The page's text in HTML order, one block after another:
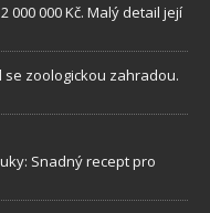
000 000 Kč. Malý detail její
zoologickou zahradou.
Snadný recept pro